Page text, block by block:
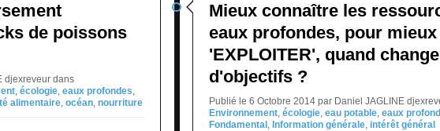
de poissons
djexreveur dans
, écologie, eaux profondes,
alimentaire, océan, nourriture
Mieux connaître les
eaux profondes, pour
'EXPLOITER', quand
d'objectifs ?
Publié le 6 Octobre 2014 par Daniel JAGLINE
Environnement, écologie, eau potable, eaux
Fondamental , Information générale, intérêt général